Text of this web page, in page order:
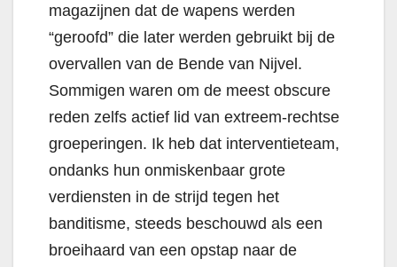
magazijnen dat de wapens werden
“geroofd” die later werden gebruikt bij de
overvallen van de Bende van Nijvel.
Sommigen waren om de meest obscure
reden zelfs actief lid van extreem-rechtse
groeperingen. Ik heb dat interventieteam,
ondanks hun onmiskenbaar grote
verdiensten in de strijd tegen het
banditisme, steeds beschouwd als een
broeihaard van een opstap naar de